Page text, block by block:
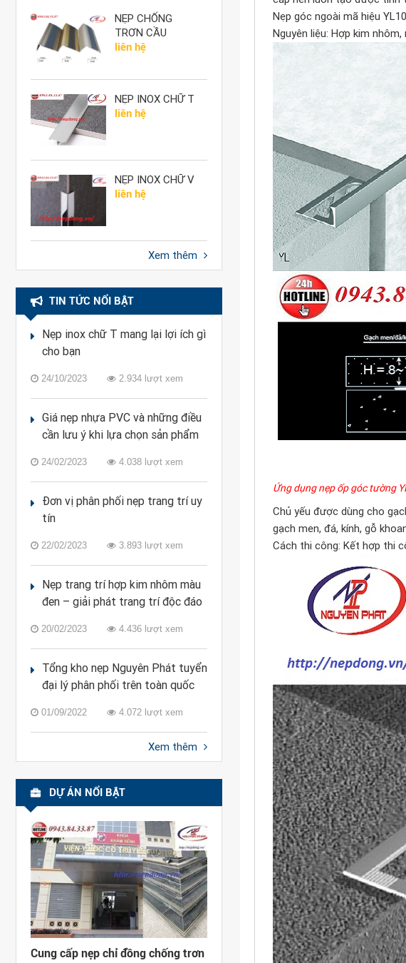
NẸP CHỐNG
TRƠN CẦU
THANG
liên hệ
NẸP INOX CHỮ T
liên hệ
NẸP INOX CHỮ V
liên hệ
Xem thêm
TIN TỨC NỔI BẬT
Nẹp inox chữ T mang lại lợi ích gì
cho bạn
24/10/2023 2.934 lượt xem
Giá nẹp nhựa PVC và những điều
cần lưu ý khi lựa chọn sản phẩm
24/02/2023 4.038 lượt xem
Đơn vị phân phối nẹp trang trí uy
tín
22/02/2023 3.893 lượt xem
Nẹp trang trí hợp kim nhôm màu
đen – giải phát trang trí độc đáo
20/02/2023 4.436 lượt xem
Tổng kho nẹp Nguyên Phát tuyển
đại lý phân phối trên toàn quốc
01/09/2022 4.072 lượt xem
Xem thêm
DỰ ÁN NỔI BẬT
CUNG CẤP NẸP NHÔM SÀN GỖ
CUNG CẤP NẸP ỐP GÓC CHỮ V
Nẹp góc ngoài mã hiệu
Nguyên liệu: Hợp kim
Ứng dụng nẹp ốp góc tường
Chủ yếu được dùng cho
gạch men, đá, kính, gỗ
Cách thi công: Kết hợp thi